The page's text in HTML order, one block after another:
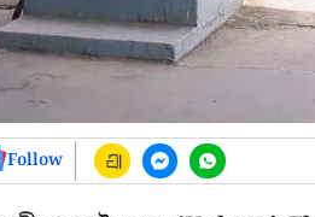
Follow